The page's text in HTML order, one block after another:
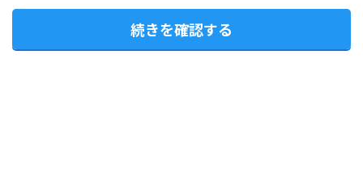
続きを確認する